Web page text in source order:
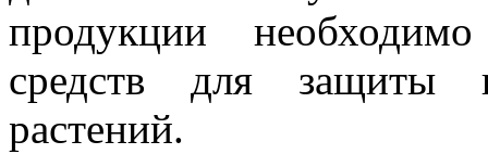
продукции
средств для защиты
растений.